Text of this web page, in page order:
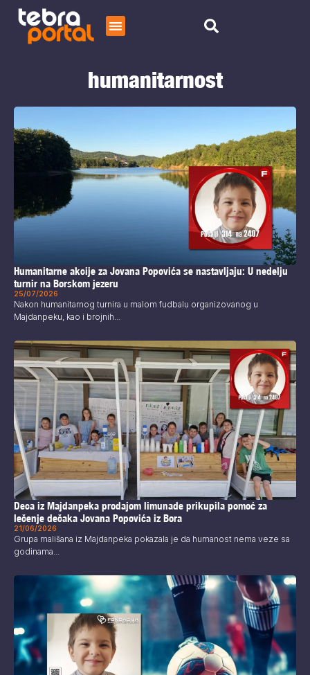
Čitaj
humanitarnost
Humanitarne akcije za Jovana Popovića se nastavljaju: U nedelju
turnir na Borskom jezeru
25/07/2026
Nakon humanitarnog turnira u malom fudbalu organizovanog u
Majdanpeku, kao i brojnih...
Deca iz Majdanpeka prodajom limunade prikupila pomoć za
lečenje dečaka Jovana Popovića iz Bora
21/06/2026
Grupa mališana iz Majdanpeka pokazala je da humanost nema veze sa
godinama...